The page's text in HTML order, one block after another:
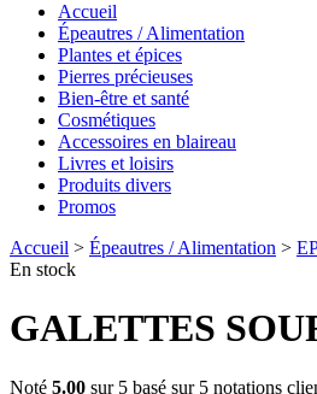
Accueil
Épeautres / Alimentation
Plantes et épices
Pierres précieuses
Bien-être et santé
Cosmétiques
Accessoires en blaireau
Livres et loisirs
Produits divers
Promos
Accueil > Épeautres / Alimentation >
En stock
GALETTES
Noté 5.00 sur 5 basé sur 5 notations